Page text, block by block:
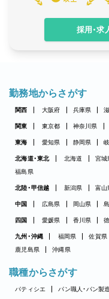
採用・
勤務地からさがす
関西 大阪府 兵庫県
関東 東京都 神奈川県
東海 愛知県 静岡県
北海道・東北 北海道 宮城
福島県
北陸・甲信越 新潟県 富山
中国 広島県 岡山県
四国 愛媛県 香川県
九州・沖縄 福岡県 佐賀県
鹿児島県
沖縄県
職種からさがす
パティシエ パン職人・パン製